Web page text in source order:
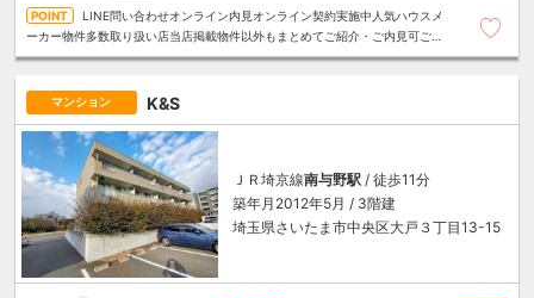
LINE問い合わせオンライン内見オンライン契約実施中人気ハウスメ
ーカー物件多数取り扱い店当店掲載物件以外もまとめてご紹介・ご内見可ご予
マンション K&S
ＪＲ埼京線南与野駅 / 徒歩11分
築年月2012年5月 / 3階建
埼玉県さいたま市中央区大戸３丁目13-15